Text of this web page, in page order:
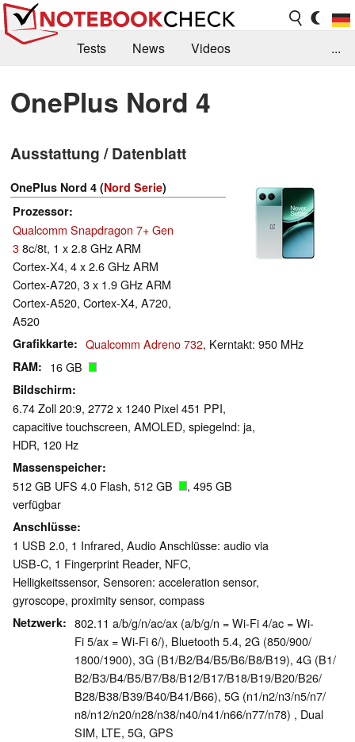
Tests News
Videos
Kaufberatung
Deals Suche
Forum
...
OnePlus Nord 4
Ausstattung / Datenblatt
OnePlus Nord 4 (Nord Serie)
Prozessor
Qualcomm Snapdragon 7+ Gen
38c/8t, 1 x 2.8 GHz ARM
Cortex-X4, 4 x 2.6 GHz ARM
Cortex-A720, 3 x 1.9 GHz ARM
Cortex-A520, Cortex-X4, A720,
A520
Grafikkarte Qualcomm Adreno 732, Kerntakt: 950 MHz
RAM 16 GB
Bildschirm
6.74 Zoll 20:9, 2772 x 1240 Pixel 451 PPI,
capacitive touchscreen, AMOLED, spiegelnd: ja,
HDR, 120 Hz
Massenspeicher
512 GB UFS 4.0 Flash, 512 GB
, 495 GB
verfügbar
Anschlüsse
1 USB 2.0, 1 Infrared, Audio Anschlüsse: audio via
USB-C, 1 Fingerprint Reader, NFC,
Helligkeitssensor, Sensoren: acceleration sensor,
gyroscope, proximity sensor, compass
Netzwerk
802.11 a/b/g/n/ac/ax (a/b/g/n = Wi-Fi 4/ac = Wi-
Fi 5/ax = Wi-Fi 6/), Bluetooth 5.4, 2G (850/​900/​
1800/​1900), 3G (B1/​B2/​B4/​B5/​B6/​B8/​B19), 4G (B1/​
B2/​B3/​B4/​B5/​B7/​B8/​B12/​B17/​B18/​B19/​B20/​B26/​
B28/​B38/​B39/​B40/​B41/​B66), 5G (n1/​n2/​n3/​n5/​n7/​
n8/​n12/​n20/​n28/​n38/​n40/​n41/​n66/​n77/​n78) , Dual
SIM, LTE, 5G, GPS